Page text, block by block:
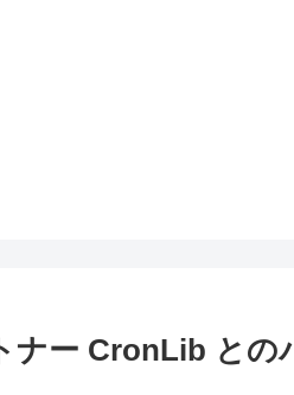
ナー CronLib と